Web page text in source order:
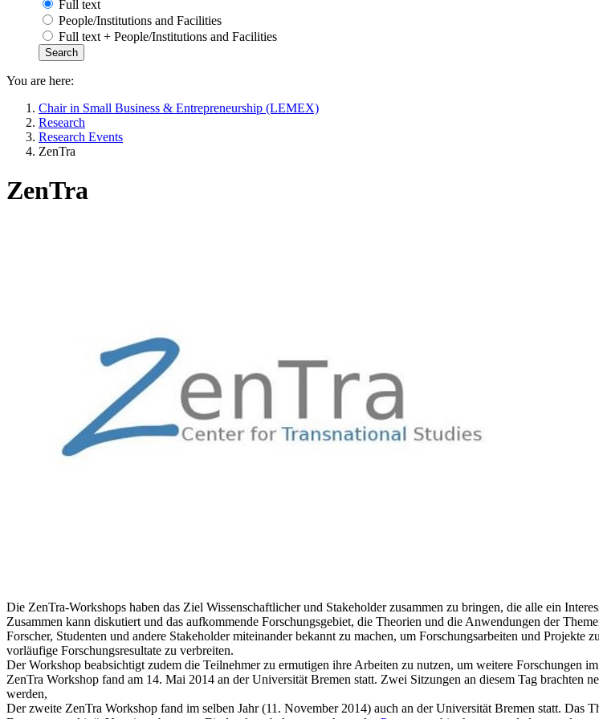
Full text
People/Institutions and Facilities
Full text + People/Institutions and Facilities
You are here:
Chair in Small Business & Entrepreneurship (LEMEX)
Research
Research Events
ZenTra
ZenTra
Die ZenTra-Workshops haben das Ziel Wissenschaftlicher und Stakeholder zusammen zu bringen, die alle ein
Zusammen kann diskutiert und das aufkommende Forschungsgebiet, die Theorien und die Anwendungen der
Forscher, Studenten und andere Stakeholder miteinander bekannt zu machen, um Forschungsarbeiten und
vorläufige Forschungsresultate zu verbreiten.
Der Workshop beabsichtigt zudem die Teilnehmer zu ermutigen ihre Arbeiten zu nutzen, um weitere Forschungen
ZenTra Workshop fand am 14. Mai 2014 an der Universität Bremen statt. Zwei Sitzungen an diesem Tag brachten
werden,
Der zweite ZenTra Workshop fand im selben Jahr (11. November 2014) auch an der Universität Bremen statt. Das